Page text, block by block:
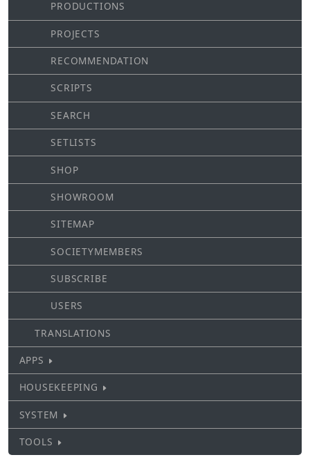
PRODUCTIONS
PROJECTS
RECOMMENDATION
SCRIPTS
SEARCH
SETLISTS
SHOP
SHOWROOM
SITEMAP
SOCIETYMEMBERS
SUBSCRIBE
USERS
TRANSLATIONS
APPS
HOUSEKEEPING
SYSTEM
TOOLS